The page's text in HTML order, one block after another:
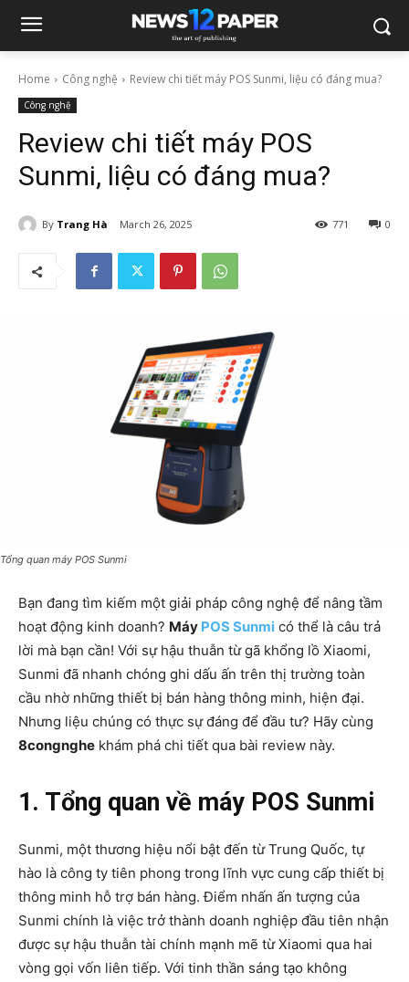
Home Công nghệ Review chi tiết máy POS Sunmi, liệu có đáng mua?
Công nghệ
Review chi tiết máy POS
Sunmi, liệu có đáng mua?
By Trang Hà March 26, 2025 0
771
Tổng quan máy POS Sunmi
Bạn đang tìm kiếm một giải pháp công nghệ để nâng tầm
hoạt động kinh doanh? Máy POS Sunmi có thể là câu trả
lời mà bạn cần! Với sự hậu thuẫn từ gã khổng lồ Xiaomi,
Sunmi đã nhanh chóng ghi dấu ấn trên thị trường toàn
cầu nhờ những thiết bị bán hàng thông minh, hiện đại.
Nhưng liệu chúng có thực sự đáng để đầu tư? Hãy cùng
8congnghe khám phá chi tiết qua bài review này.
1. Tổng quan về máy POS Sunmi
Sunmi, một thương hiệu nổi bật đến từ Trung Quốc, tự
hào là công ty tiên phong trong lĩnh vực cung cấp thiết bị
thông minh hỗ trợ bán hàng. Điểm nhấn ấn tượng của
Sunmi chính là việc trở thành doanh nghiệp đầu tiên nhận
được sự hậu thuẫn tài chính mạnh mẽ từ Xiaomi qua hai
vòng gọi vốn liên tiếp. Với tinh thần sáng tạo không